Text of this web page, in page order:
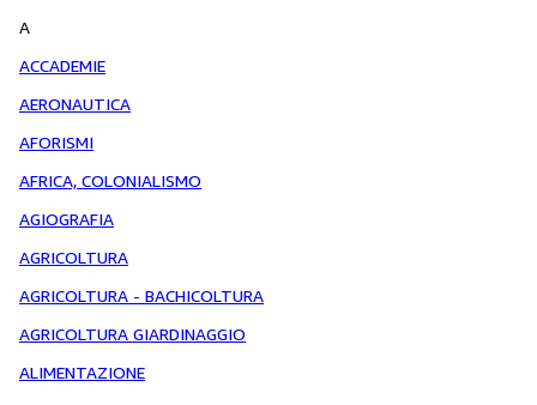
A
ACCADEMIE
AERONAUTICA
AFORISMI
AFRICA, COLONIALISMO
AGIOGRAFIA
AGRICOLTURA
AGRICOLTURA - BACHICOLTURA
AGRICOLTURA GIARDINAGGIO
ALIMENTAZIONE